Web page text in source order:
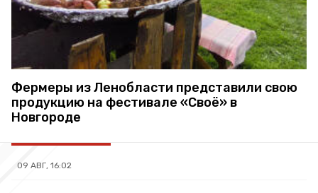
Фермеры из Ленобласти представили свою
продукцию на фестивале «Своё» в
Новгороде
09 АВГ, 16:02